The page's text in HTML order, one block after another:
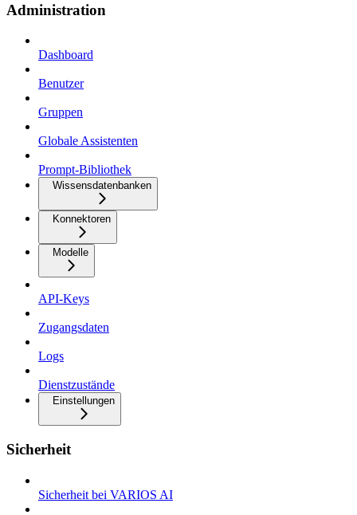
Administration
Dashboard
Benutzer
Gruppen
Globale Assistenten
Prompt-Bibliothek
Wissensdatenbanken
Konnektoren
Modelle
API-Keys
Zugangsdaten
Logs
Dienstzustände
Einstellungen
Sicherheit
Sicherheit bei VARIOS AI